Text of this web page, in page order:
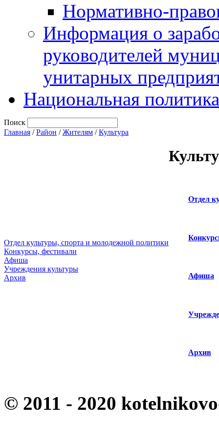
Нормативно-
Информация о
руководителей
унитарных
Национальная политика
Поиск
Главная /Район /Жителям /Культура
Отдел культуры, спорта и молодежной политики
Конкурсы, фестивали
Афиша
Учреждения культуры
Архив
Отдел
Афиша
Архив
© 2011 - 2020